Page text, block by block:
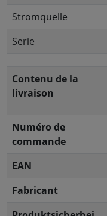
Stromquelle
Serie
Contenu de la
livraison
Numéro de
commande
EAN
Fabricant